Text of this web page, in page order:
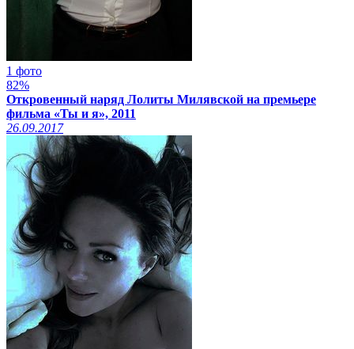
1 фото
82%
Откровенный наряд Лолиты Милявской на премьере
фильма «Ты и я», 2011
26.09.2017